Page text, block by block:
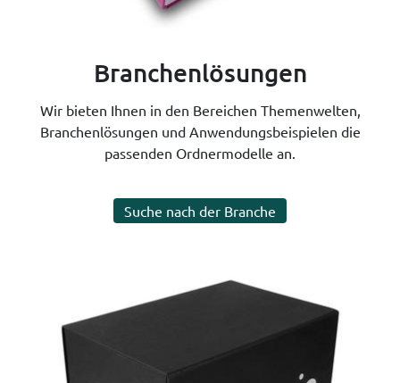
Branchenlösungen
Wir bieten Ihnen in den Bereichen Themenwelten,
Branchenlösungen und Anwendungsbeispielen die
passenden Ordnermodelle an.
Suche nach der Branche